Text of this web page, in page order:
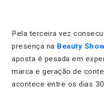
Pela terceira vez
presença na Beauty
aposta é pesada em
marca e geração de
acontece entre os dias